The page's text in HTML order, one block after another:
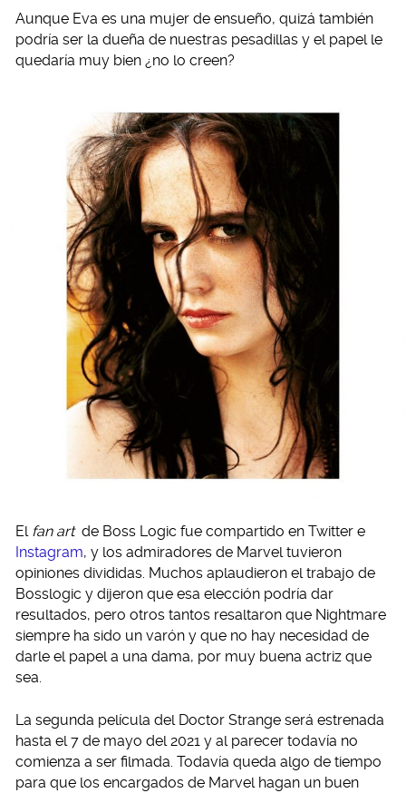
Aunque Eva es una mujer de ensueño, quizá también
podría ser la dueña de nuestras pesadillas y el papel le
quedaría muy bien ¿no lo creen?
El fan art de Boss Logic fue compartido en Twitter e
Instagram, y los admiradores de Marvel tuvieron
opiniones divididas. Muchos aplaudieron el trabajo de
Bosslogic y dijeron que esa elección podría dar
resultados, pero otros tantos resaltaron que Nightmare
siempre ha sido un varón y que no hay necesidad de
darle el papel a una dama, por muy buena actriz que
sea.
La segunda película del Doctor Strange será estrenada
hasta el 7 de mayo del 2021 y al parecer todavía no
comienza a ser filmada. Todavía queda algo de tiempo
para que los encargados de Marvel hagan un buen